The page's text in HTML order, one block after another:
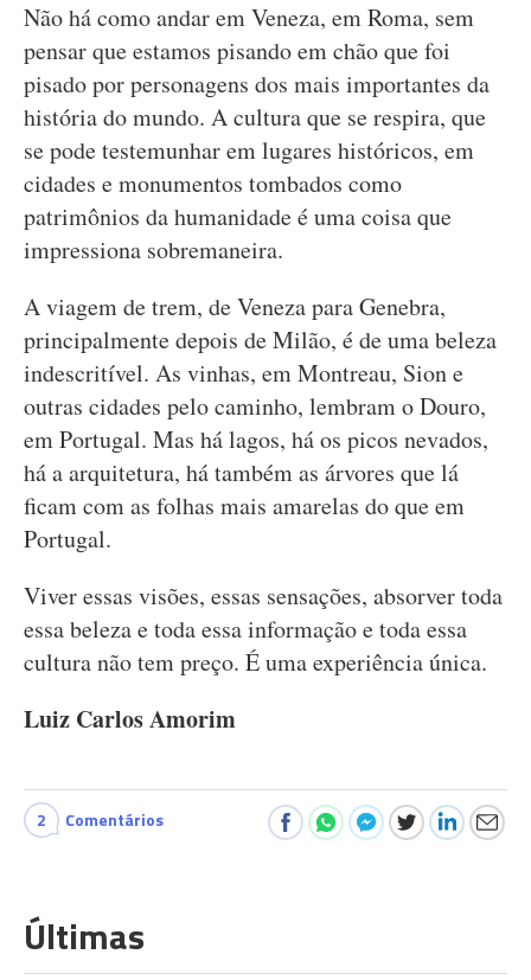
Não há como andar em Veneza, em Roma, sem
pensar que estamos pisando em chão que foi
pisado por personagens dos mais importantes da
história do mundo. A cultura que se respira, que
se pode testemunhar em lugares históricos, em
cidades e monumentos tombados como
patrimônios da humanidade é uma coisa que
impressiona sobremaneira.
A viagem de trem, de Veneza para Genebra,
principalmente depois de Milão, é de uma beleza
indescritível. As vinhas, em Montreau, Sion e
outras cidades pelo caminho, lembram o Douro,
em Portugal. Mas há lagos, há os picos nevados,
há a arquitetura, há também as árvores que lá
ficam com as folhas mais amarelas do que em
Portugal.
Viver essas visões, essas sensações, absorver toda
essa beleza e toda essa informação e toda essa
cultura não tem preço. É uma experiência única.
Luiz Carlos Amorim
2 Comentários
Últimas